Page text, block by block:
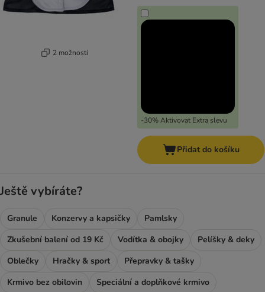
2 možností
-30% Aktivovat Extra slevu
Přidat do košíku
Ještě vybíráte?
Granule Konzervy a kapsičky
Pamlsky
Zkušební balení od 19 Kč
Vodítka & obojky
Pelíšky & deky
Oblečky
Hračky & sport
Přepravky & tašky
Krmivo bez obilovin
Speciální a doplňkové krmivo